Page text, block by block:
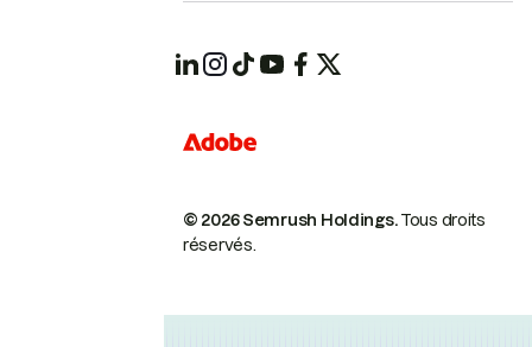
© 2026 Semrush Holdings.Tous droits
réservés.